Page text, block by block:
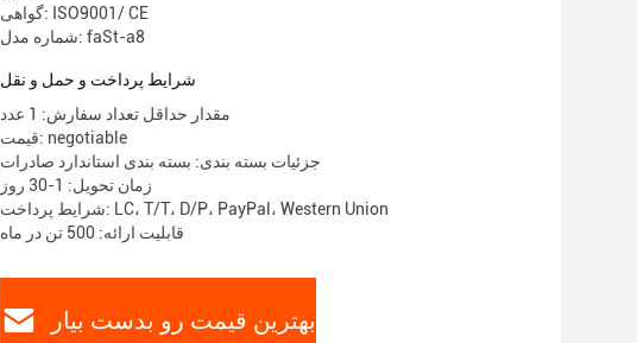
گواهی: ISO9001/ CE
شماره مدل: faSt-a8
شرایط پرداخت و حمل و نقل
مقدار حداقل تعداد سفارش: 1 عدد
قیمت: negotiable
جزئیات بسته بندی: بسته بندی استاندارد صادرات
زمان تحویل: 1-30 روز
شرایط پرداخت: LC، T/T، D/P، PayPal، Western Union
قابلیت ارائه: 500 تن در ماه
بهترین قیمت رو بدست بیار